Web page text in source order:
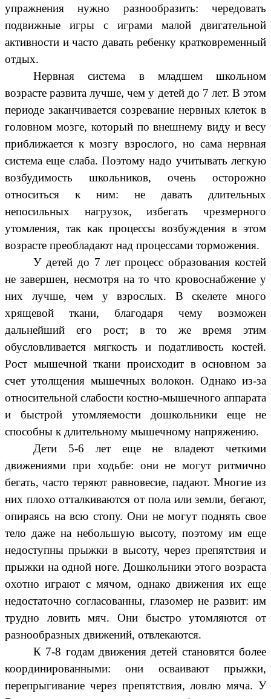
упражнения нужно разнообразить: чередовать
подвижные игры с играми малой двигательной
активности и часто давать ребенку кратковременный
отдых.
Нервная система в младшем школьном
возрасте развита лучше, чем у детей до 7 лет. В этом
периоде заканчивается созревание нервных клеток в
головном мозге, который по внешнему виду и весу
приближается к мозгу взрослого, но сама нервная
система еще слаба. Поэтому надо учитывать легкую
возбудимость школьников, очень осторожно
относиться к ним: не давать длительных
непосильных нагрузок, избегать чрезмерного
утомления, так как процессы возбуждения в этом
возрасте преобладают над процессами торможения.
У детей до 7 лет процесс образования костей
не завершен, несмотря на то что кровоснабжение у
них лучше, чем у взрослых. В скелете много
хрящевой ткани, благодаря чему возможен
дальнейший его рост; в то же время этим
обусловливается мягкость и податливость костей.
Рост мышечной ткани происходит в основном за
счет утолщения мышечных волокон. Однако из-за
относительной слабости костно-мышечного аппарата
и быстрой утомляемости дошкольники еще не
способны к длительному мышечному напряжению.
Дети 5-6 лет еще не владеют четкими
движениями при ходьбе: они не могут ритмично
бегать, часто теряют равновесие, падают. Многие из
них плохо отталкиваются от пола или земли, бегают,
опираясь на всю стопу. Они не могут поднять свое
тело даже на небольшую высоту, поэтому им еще
недоступны прыжки в высоту, через препятствия и
прыжки на одной ноге. Дошкольники этого возраста
охотно играют с мячом, однако движения их еще
недостаточно согласованны, глазомер не развит: им
трудно ловить мяч. Они быстро утомляются от
разнообразных движений, отвлекаются.
К 7-8 годам движения детей становятся более
координированными: они осваивают прыжки,
перепрыгивание через препятствия, ловлю мяча. У